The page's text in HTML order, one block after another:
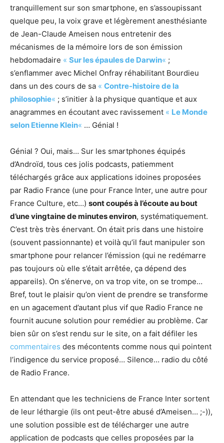
tranquillement sur son smartphone, en s’assoupissant
quelque peu, la voix grave et légèrement anesthésiante
de Jean-Claude Ameisen nous entretenir des
mécanismes de la mémoire lors de son émission
hebdomadaire « Sur les épaules de Darwin« ;
s’enflammer avec Michel Onfray réhabilitant Bourdieu
dans un des cours de sa « Contre-histoire de la
philosophie« ; s’initier à la physique quantique et aux
anagrammes en écoutant avec ravissement « Le Monde
selon Etienne Klein« … Génial !
Génial ? Oui, mais… Sur les smartphones équipés
d’Androïd, tous ces jolis podcasts, patiemment
téléchargés grâce aux applications idoines proposées
par Radio France (une pour France Inter, une autre pour
France Culture, etc…) sont coupés à l’écoute au bout
d’une vingtaine de minutes environ, systématiquement.
C’est très très énervant. On était pris dans une histoire
(souvent passionnante) et voilà qu’il faut manipuler son
smartphone pour relancer l’émission (qui ne redémarre
pas toujours où elle s’était arrêtée, ça dépend des
appareils). On s’énerve, on va trop vite, on se trompe…
Bref, tout le plaisir qu’on vient de prendre se transforme
en un agacement d’autant plus vif que Radio France ne
fournit aucune solution pour remédier au problème. Car
bien sûr on s’est rendu sur le site, on a fait défiler les
commentaires des mécontents comme nous qui pointent
l’indigence du service proposé… Silence… radio du côté
de Radio France.
En attendant que les techniciens de France Inter sortent
de leur léthargie (ils ont peut-être abusé d’Ameisen… ;-)),
une solution possible est de télécharger une autre
application de podcasts que celles proposées par la